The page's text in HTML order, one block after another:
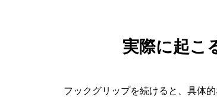
実際に起こ
フックグリップを続けると、具体